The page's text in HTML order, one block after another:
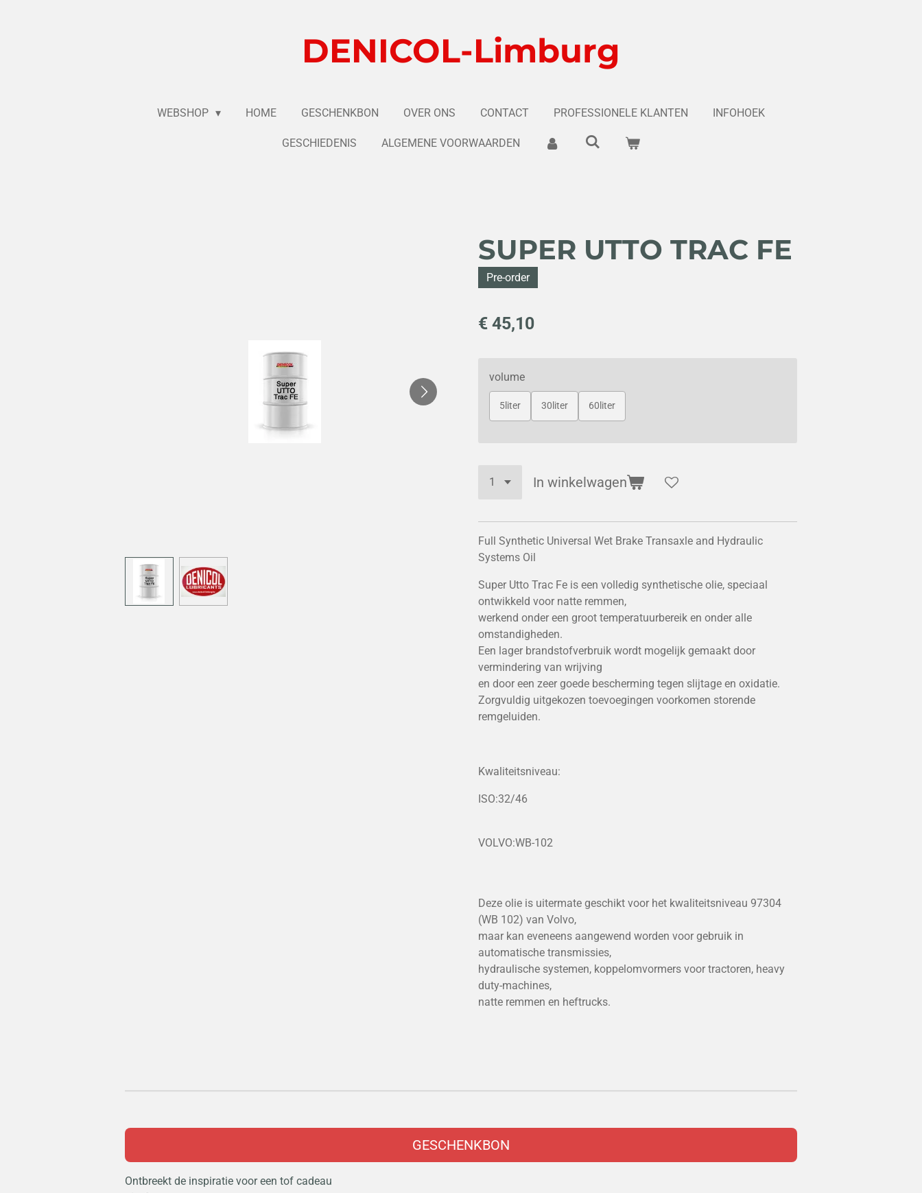
DENICOL-Limburg
WEBSHOP HOME GESCHENKBON OVER ONS CONTACT PROFESSIONELE KLANTEN INFOHOEK
GESCHIEDENIS ALGEMENE VOORWAARDEN
SUPER UTTO TRAC FE
Pre-order
€ 45,10
volume
5liter 30liter 60liter
In winkelwagen
Full Synthetic Universal Wet Brake Transaxle and Hydraulic
Systems Oil
Super Utto Trac Fe is een volledig synthetische olie, speciaal
ontwikkeld voor natte remmen,
werkend onder een groot temperatuurbereik en onder alle
omstandigheden.
Een lager brandstofverbruik wordt mogelijk gemaakt door
vermindering van wrijving
en door een zeer goede bescherming tegen slijtage en oxidatie.
Zorgvuldig uitgekozen toevoegingen voorkomen storende
remgeluiden.
Kwaliteitsniveau:
ISO:32/46
VOLVO:WB-102
Deze olie is uitermate geschikt voor het kwaliteitsniveau 97304
(WB 102) van Volvo,
maar kan eveneens aangewend worden voor gebruik in
automatische transmissies,
hydraulische systemen, koppelomvormers voor tractoren, heavy
duty-machines,
natte remmen en heftrucks.
GESCHENKBON
Ontbreekt de inspiratie voor een tof cadeau